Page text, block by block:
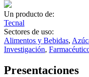
Un producto de:
Tecnal
Sectores de uso:
Alimentos y Bebidas,
Investigación,
Presentaciones